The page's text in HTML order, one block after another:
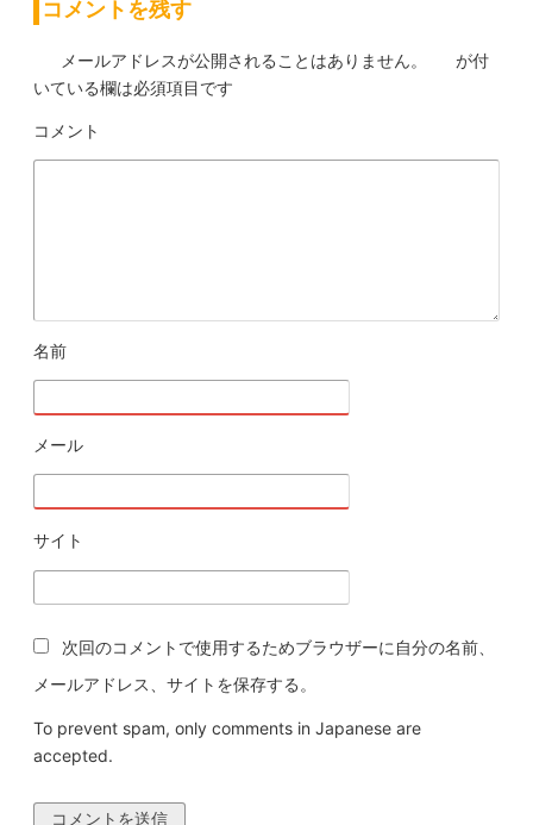
コメントを残す
メールアドレスが公開されることはありません。
が付
いている欄は必須項目です
コメント
名前
メール
サイト
次回のコメントで使用するためブラウザーに自分の名前、
メールアドレス、サイトを保存する。
To prevent spam, only comments in Japanese are
accepted.